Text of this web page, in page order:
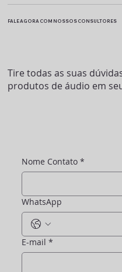
FALE AGORA COM NOSSOS CONSULTORES
Tire todas as suas
produtos de áudio em
Nome Contato *
WhatsApp
E-mail *